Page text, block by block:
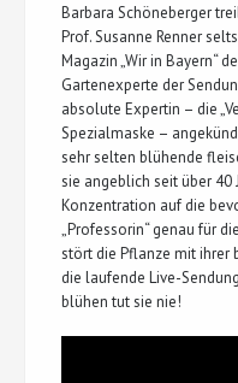
Barbara Schöneberger
Prof. Susanne Renner
Magazin „Wir in Bayern“
Gartenexperte der
absolute Expertin – die
Spezialmaske –
sehr selten blühende
sie angeblich seit über
Konzentration auf die
„Professorin“ genau für
stört die Pflanze mit ihrer
die laufende Live-
blühen tut sie nie!